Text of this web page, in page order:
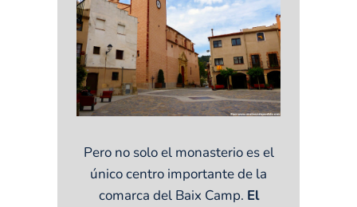
Pero no solo el monasterio es el
único centro importante de la
comarca del Baix Camp. El